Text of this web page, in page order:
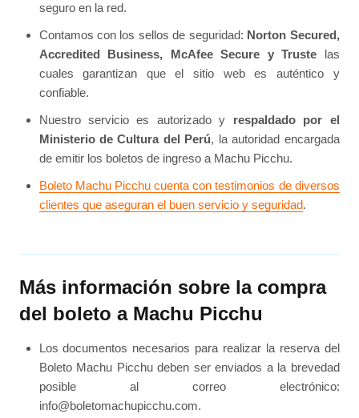
seguro en la red.
Contamos con los sellos de seguridad: Norton Secured,
Accredited Business, McAfee Secure y Truste las
cuales garantizan que el sitio web es auténtico y
confiable.
Nuestro servicio es autorizado y respaldado por el
Ministerio de Cultura del Perú, la autoridad encargada
de emitir los boletos de ingreso a Machu Picchu.
Boleto Machu Picchu cuenta con testimonios de diversos
clientes que aseguran el buen servicio y seguridad.
Más información sobre la compra
del boleto a Machu Picchu
Los documentos necesarios para realizar la reserva del
Boleto Machu Picchu deben ser enviados a la brevedad
posible al correo electrónico:
info@boletomachupicchu.com.